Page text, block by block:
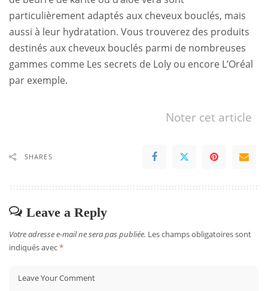
particulièrement adaptés aux cheveux bouclés, mais
aussi à leur hydratation. Vous trouverez des produits
destinés aux cheveux bouclés parmi de nombreuses
gammes comme Les secrets de Loly ou encore L’Oréal
par exemple.
Noter cet article
SHARES
Leave a Reply
Votre adresse e-mail ne sera pas publiée. Les champs obligatoires sont
indiqués avec*